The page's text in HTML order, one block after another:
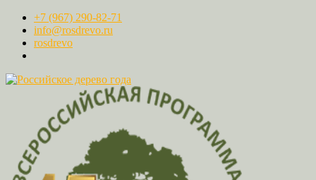
+7 (967) 290-82-71
info@rosdrevo.ru
rosdrevo